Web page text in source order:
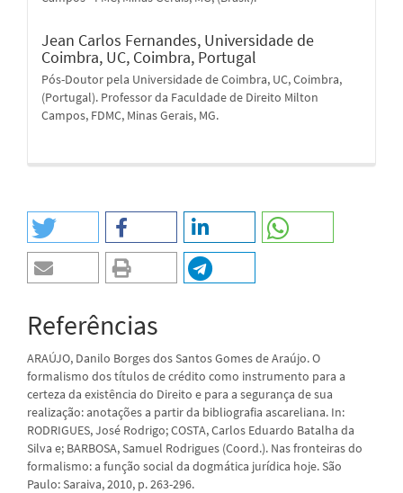
Jean Carlos Fernandes, Universidade de
Coimbra, UC, Coimbra, Portugal
Pós-Doutor pela Universidade de Coimbra, UC, Coimbra,
(Portugal). Professor da Faculdade de Direito Milton
Campos, FDMC, Minas Gerais, MG.
Referências
ARAÚJO, Danilo Borges dos Santos Gomes de Araújo. O
formalismo dos títulos de crédito como instrumento para a
certeza da existência do Direito e para a segurança de sua
realização: anotações a partir da bibliografia ascareliana. In:
RODRIGUES, José Rodrigo; COSTA, Carlos Eduardo Batalha da
Silva e; BARBOSA, Samuel Rodrigues (Coord.). Nas fronteiras do
formalismo: a função social da dogmática jurídica hoje. São
Paulo: Saraiva, 2010, p. 263-296.